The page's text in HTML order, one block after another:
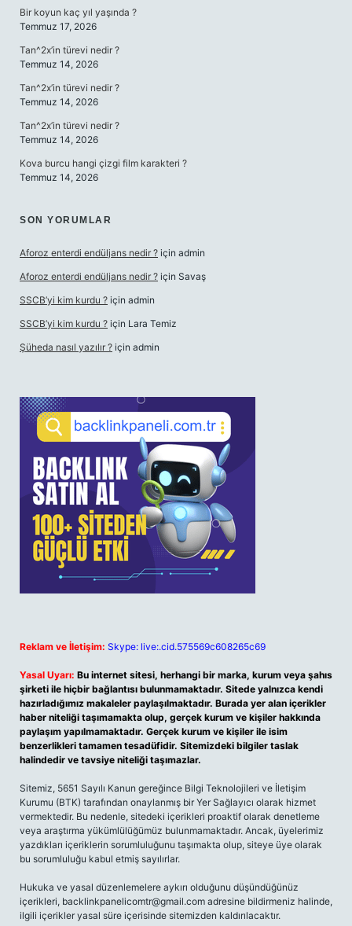
Bir koyun kaç yıl yaşında ?
Temmuz 17, 2026
Tan^2x’in türevi nedir ?
Temmuz 14, 2026
Tan^2x’in türevi nedir ?
Temmuz 14, 2026
Tan^2x’in türevi nedir ?
Temmuz 14, 2026
Kova burcu hangi çizgi film karakteri ?
Temmuz 14, 2026
SON YORUMLAR
Aforoz enterdi endüljans nedir ? için admin
Aforoz enterdi endüljans nedir ? için Savaş
SSCB’yi kim kurdu ? için admin
SSCB’yi kim kurdu ? için Lara Temiz
Şüheda nasıl yazılır ? için admin
Reklam ve İletişim: Skype: live:.cid.575569c608265c69
Yasal Uyarı: Bu internet sitesi, herhangi bir marka, kurum veya şahıs
şirketi ile hiçbir bağlantısı bulunmamaktadır. Sitede yalnızca kendi
hazırladığımız makaleler paylaşılmaktadır. Burada yer alan içerikler
haber niteliği taşımamakta olup, gerçek kurum ve kişiler hakkında
paylaşım yapılmamaktadır. Gerçek kurum ve kişiler ile isim
benzerlikleri tamamen tesadüfidir. Sitemizdeki bilgiler taslak
halindedir ve tavsiye niteliği taşımazlar.
Sitemiz, 5651 Sayılı Kanun gereğince Bilgi Teknolojileri ve İletişim
Kurumu (BTK) tarafından onaylanmış bir Yer Sağlayıcı olarak hizmet
vermektedir. Bu nedenle, sitedeki içerikleri proaktif olarak denetleme
veya araştırma yükümlülüğümüz bulunmamaktadır. Ancak, üyelerimiz
yazdıkları içeriklerin sorumluluğunu taşımakta olup, siteye üye olarak
bu sorumluluğu kabul etmiş sayılırlar.
Hukuka ve yasal düzenlemelere aykırı olduğunu düşündüğünüz
içerikleri, backlinkpanelicomtr@gmail.com adresine bildirmeniz halinde,
ilgili içerikler yasal süre içerisinde sitemizden kaldırılacaktır.